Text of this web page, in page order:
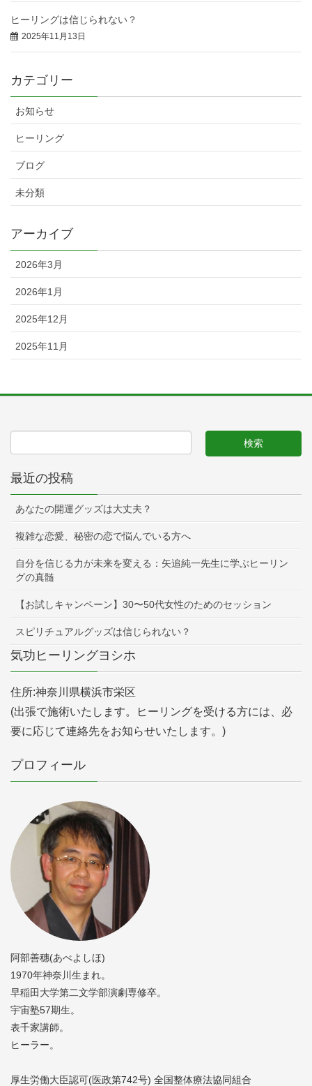
ヒーリングは信じられない？
2025年11月13日
カテゴリー
お知らせ
ヒーリング
ブログ
未分類
アーカイブ
2026年3月
2026年1月
2025年12月
2025年11月
最近の投稿
あなたの開運グッズは大丈夫？
複雑な恋愛、秘密の恋で悩んでいる方へ
自分を信じる力が未来を変える：矢追純一先生に学ぶヒーリン
グの真髄
【お試しキャンペーン】30〜50代女性のためのセッション
スピリチュアルグッズは信じられない？
気功ヒーリングヨシホ
住所:神奈川県横浜市栄区
(出張で施術いたします。ヒーリングを受ける方には、必
要に応じて連絡先をお知らせいたします。)
プロフィール
阿部善穗(あべよしほ)
1970年神奈川生まれ。
早稲田大学第二文学部演劇専修卒。
宇宙塾57期生。
表千家講師。
ヒーラー。
厚生労働大臣認可(医政第742号) 全国整体療法協同組合